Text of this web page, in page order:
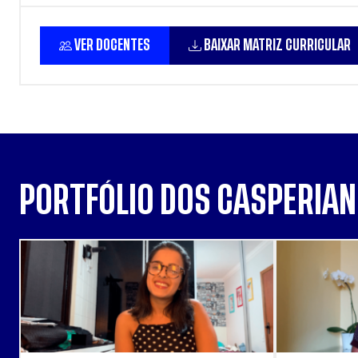
VER DOCENTES BAIXAR MATRIZ CURRICULAR
PORTFÓLIO DOS